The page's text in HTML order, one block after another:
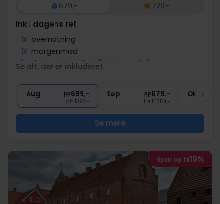
679,-
729,-
Inkl. dagens ret
1x overnatning
1x morgenmad
1x dagens hovedret (kokkens valg)
∞ Gratis internet
Se alt, der er inkluderet
Aug pp699,-
I alt 1398,-
Sep pp679,-
I alt 1358,-
Okt
Se mere
Spar op til19%